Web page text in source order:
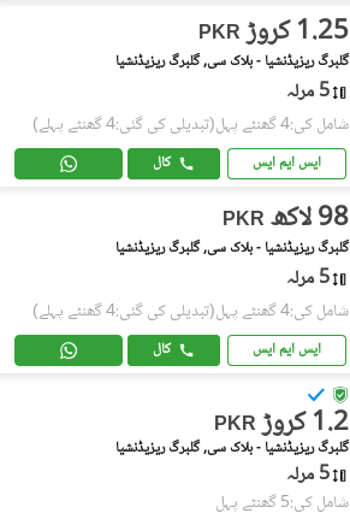
PKR 1.25 کروڑ
گلبرگ ریزیڈنشیا - بلاک سی, گلبرگ ریزیڈنشیا
5 مرلہ
شامل کی:4 گھنٹے پہل (تبدیلی کی گئی:4 گھنٹے پہلے)
ایس ایم ایس کال
PKR 98 لاکھ
گلبرگ ریزیڈنشیا - بلاک سی, گلبرگ ریزیڈنشیا
5 مرلہ
شامل کی:4 گھنٹے پہل (تبدیلی کی گئی:4 گھنٹے پہلے)
ایس ایم ایس کال
PKR 1.2 کروڑ
گلبرگ ریزیڈنشیا - بلاک سی, گلبرگ ریزیڈنشیا
5 مرلہ
شامل کی:5 گھنٹے پہل